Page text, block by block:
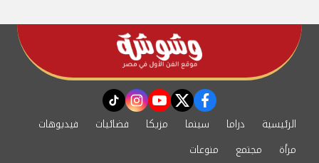
facebook
twitter
youtube
instagram
tiktok
الرئيسية دراما سينما مزيكا فضائيات
فيديوهات
مرأة
مجتمع منوعات